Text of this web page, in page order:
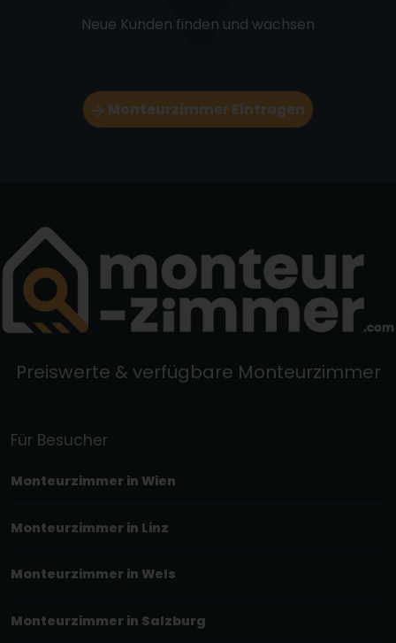
Neue Kunden finden und wachsen
Monteurzimmer Eintragen
Preiswerte & verfügbare Monteurzimmer
Für Besucher
Monteurzimmer in Wien
Monteurzimmer in Linz
Monteurzimmer in Wels
Monteurzimmer in Salzburg